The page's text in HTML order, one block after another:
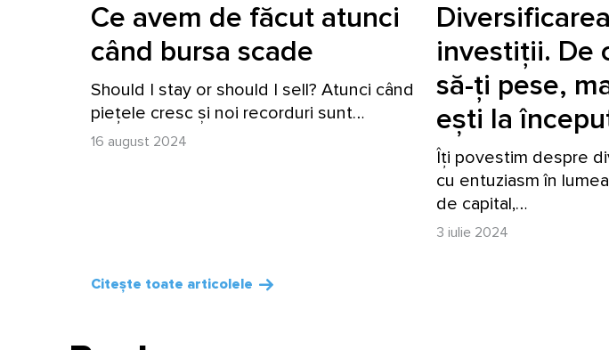
Ce avem de făcut atunci
când bursa scade
Should I stay or should I sell? Atunci când
piețele cresc și noi recorduri sunt…
16 august 2024
investiții. De
să-ți pese,
ești la
Îți povestim despre
cu entuziasm în
de capital,…
3 iulie 2024
Citește toate articolele